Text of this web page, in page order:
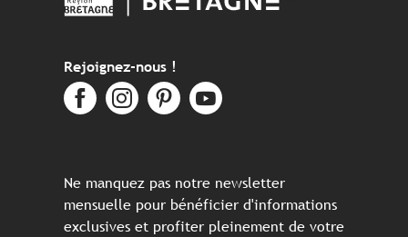
Rejoignez-nous !
Ne manquez pas notre newsletter
mensuelle pour bénéficier d'informations
exclusives et profiter pleinement de votre